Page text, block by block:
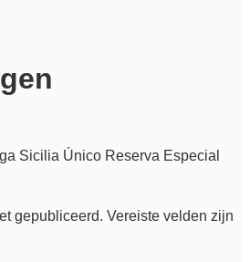
Sicilia Único Reserva Especial
gepubliceerd. Vereiste velden zijn